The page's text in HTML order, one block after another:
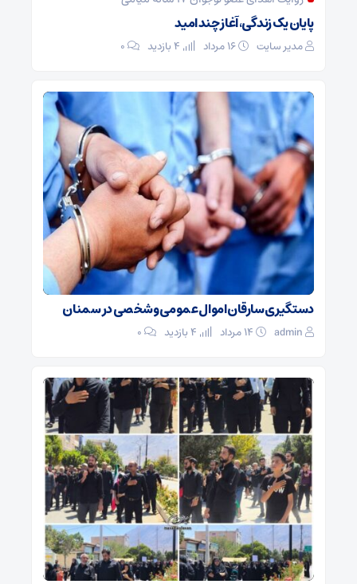
پایان یک زندگی، آغاز چند امید
مدیر سایت ۰
دستگیری سارقان اموال عمومی و شخصی در سمنان
admin ۰